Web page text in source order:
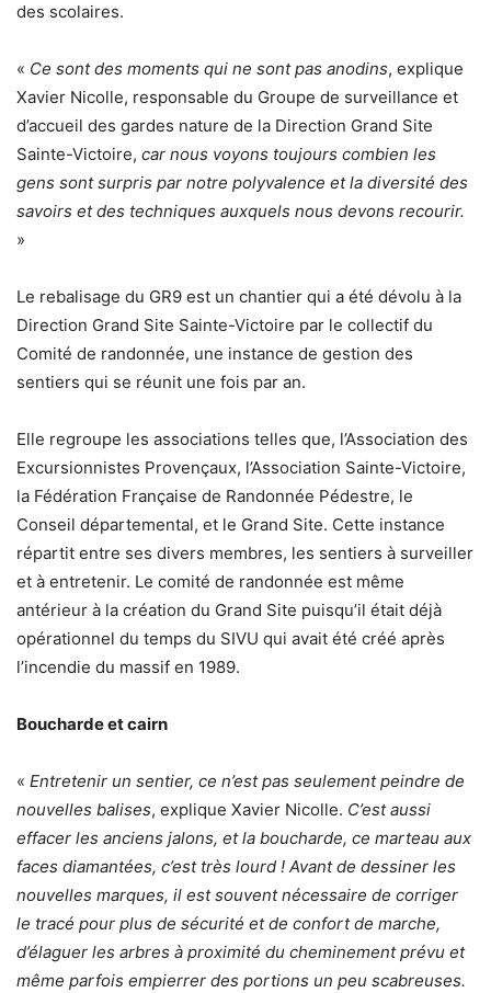
des scolaires.
« Ce sont des moments qui ne sont pas anodins, explique
Xavier Nicolle, responsable du Groupe de surveillance et
d’accueil des gardes nature de la Direction Grand Site
Sainte-Victoire, car nous voyons toujours combien les
gens sont surpris par notre polyvalence et la diversité des
savoirs et des techniques auxquels nous devons recourir.
»
Le rebalisage du GR9 est un chantier qui a été dévolu à la
Direction Grand Site Sainte-Victoire par le collectif du
Comité de randonnée, une instance de gestion des
sentiers qui se réunit une fois par an.
Elle regroupe les associations telles que, l’Association des
Excursionnistes Provençaux, l’Association Sainte-Victoire,
la Fédération Française de Randonnée Pédestre, le
Conseil départemental, et le Grand Site. Cette instance
répartit entre ses divers membres, les sentiers à surveiller
et à entretenir. Le comité de randonnée est même
antérieur à la création du Grand Site puisqu’il était déjà
opérationnel du temps du SIVU qui avait été créé après
l’incendie du massif en 1989.
Boucharde et cairn
« Entretenir un sentier, ce n’est pas seulement peindre de
nouvelles balises, explique Xavier Nicolle. C’est aussi
effacer les anciens jalons, et la boucharde, ce marteau aux
faces diamantées, c’est très lourd ! Avant de dessiner les
nouvelles marques, il est souvent nécessaire de corriger
le tracé pour plus de sécurité et de confort de marche,
d’élaguer les arbres à proximité du cheminement prévu et
même parfois empierrer des portions un peu scabreuses.